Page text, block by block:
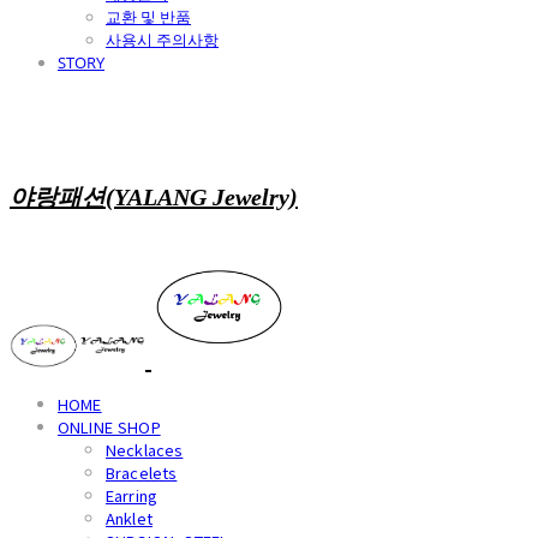
교환 및 반품
사용시 주의사항
STORY
야랑패션(YALANG Jewelry)
HOME
ONLINE SHOP
Necklaces
Bracelets
Earring
Anklet